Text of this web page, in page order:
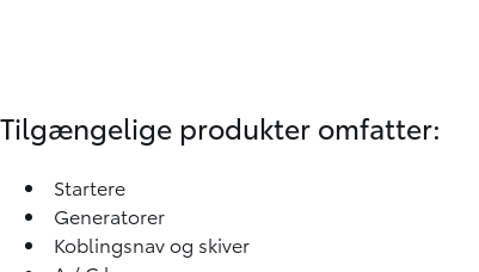
Tilgængelige produkter omfatter:
Startere
Generatorer
Koblingsnav og skiver